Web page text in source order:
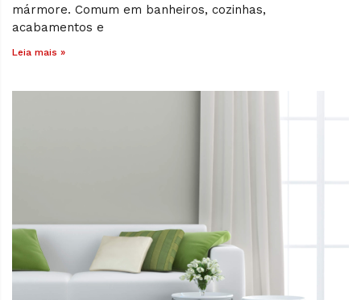
mármore. Comum em banheiros, cozinhas,
acabamentos e
Leia mais »